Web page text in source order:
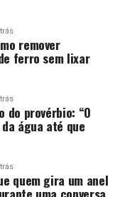
remover
ferro sem lixar
do provérbio: “O
água até que
quem gira um anel